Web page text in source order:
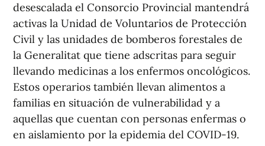
desescalada el Consorcio Provincial mantendrá
activas la Unidad de Voluntarios de Protección
Civil y las unidades de bomberos forestales de
la Generalitat que tiene adscritas para seguir
llevando medicinas a los enfermos oncológicos.
Estos operarios también llevan alimentos a
familias en situación de vulnerabilidad y a
aquellas que cuentan con personas enfermas o
en aislamiento por la epidemia del COVID-19.